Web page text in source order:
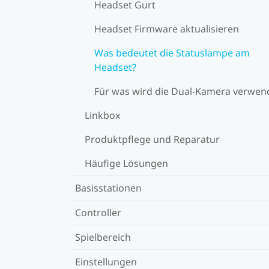
Headset Gurt
Headset Firmware aktualisieren
Was bedeutet die Statuslampe am
Headset?
Für was wird die Dual-Kamera
Linkbox
Produktpflege und Reparatur
Häufige Lösungen
Basisstationen
Controller
Spielbereich
Einstellungen